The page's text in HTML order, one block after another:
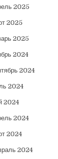
2025
2025
2025
2024
2024
2024
2024
2024
2024
2024